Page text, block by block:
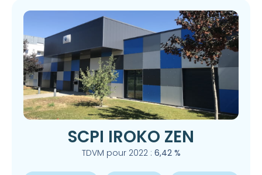
SCPI IROKO ZEN
TDVM pour 2022 : 6,42 %